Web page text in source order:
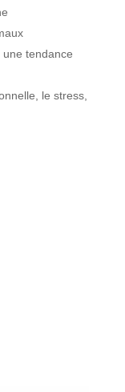
tendance
le stress,